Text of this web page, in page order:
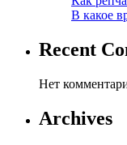
В какое
Recent
Нет
Archives